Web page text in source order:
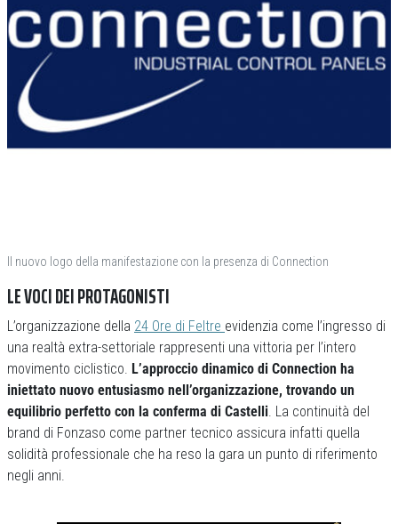
Il nuovo logo della manifestazione con la presenza di Connection
LE VOCI DEI PROTAGONISTI
L’organizzazione della 24 Ore di Feltre evidenzia come l’ingresso di
una realtà extra-settoriale rappresenti una vittoria per l’intero
movimento ciclistico. L’approccio dinamico di Connection ha
iniettato nuovo entusiasmo nell’organizzazione, trovando un
equilibrio perfetto con la conferma di Castelli. La continuità del
brand di Fonzaso come partner tecnico assicura infatti quella
solidità professionale che ha reso la gara un punto di riferimento
negli anni.